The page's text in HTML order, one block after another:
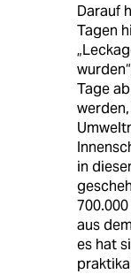
Darauf
Tagen
Tage
in
aus
es hat